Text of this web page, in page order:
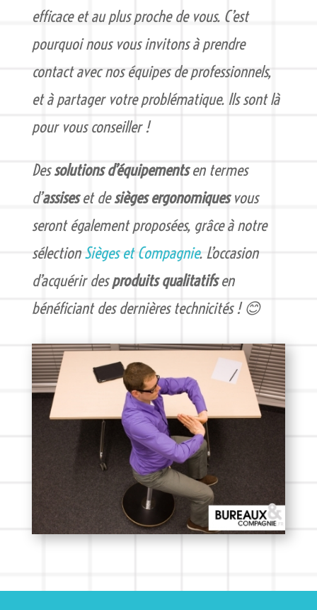
efficace et au plus proche de vous. C’est
pourquoi nous vous invitons à prendre
contact avec nos équipes de professionnels,
et à partager votre problématique. Ils sont là
pour vous conseiller !
Dessolutions d’équipementsen termes
d’assiseset desièges ergonomiquesvous
seront également proposées, grâce à notre
sélectionSièges et Compagnie. L’occasion
d’acquérir desproduits qualitatifsen
bénéficiant des dernières technicités ! 😊